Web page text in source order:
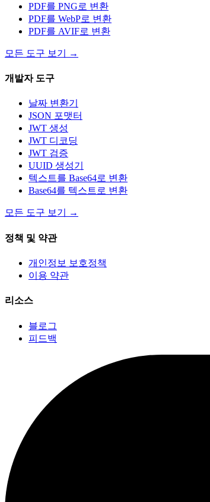
PDF를 PNG로 변환
PDF를 WebP로 변환
PDF를 AVIF로 변환
모든 도구 보기 →
개발자 도구
날짜 변환기
JSON 포맷터
JWT 생성
JWT 디코딩
JWT 검증
UUID 생성기
텍스트를 Base64로 변환
Base64를 텍스트로 변환
모든 도구 보기 →
정책 및 약관
개인정보 보호정책
이용 약관
리소스
블로그
피드백